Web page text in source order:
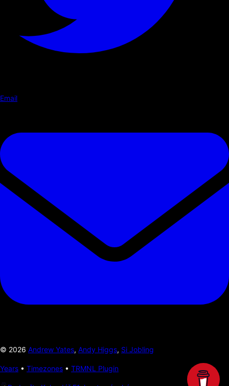
Email
© 2026 Andrew Yates, Andy Higgs, Si Jobling
Years • Timezones • TRMNL Plugin